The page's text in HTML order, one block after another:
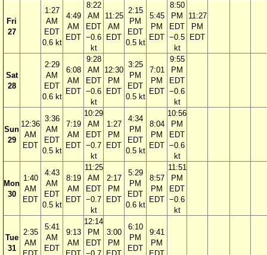
Fri
27
1:27
AM
EDT
0.6 kt
4:49
AM
EDT
8:22
AM
EDT
−0.6
kt
11:25
AM
EDT
2:15
PM
EDT
0.5 kt
5:45
PM
EDT
8:50
PM
EDT
−0.5
kt
11:27
PM
EDT
Sat
28
2:29
AM
EDT
0.6 kt
6:08
AM
EDT
9:28
AM
EDT
−0.6
kt
12:30
PM
EDT
3:25
PM
EDT
0.5 kt
7:01
PM
EDT
9:55
PM
EDT
−0.6
kt
Sun
29
12:36
AM
EDT
3:36
AM
EDT
0.5 kt
7:19
AM
EDT
10:29
AM
EDT
−0.7
kt
1:27
PM
EDT
4:34
PM
EDT
0.5 kt
8:04
PM
EDT
10:56
PM
EDT
−0.6
kt
Mon
30
1:40
AM
EDT
4:43
AM
EDT
0.5 kt
8:19
AM
EDT
11:25
AM
EDT
−0.7
kt
2:17
PM
EDT
5:29
PM
EDT
0.6 kt
8:57
PM
EDT
11:51
PM
EDT
−0.6
kt
Tue
31
2:35
AM
5:41
AM
EDT
9:13
AM
12:14
PM
EDT
3:00
PM
6:10
PM
EDT
9:41
PM